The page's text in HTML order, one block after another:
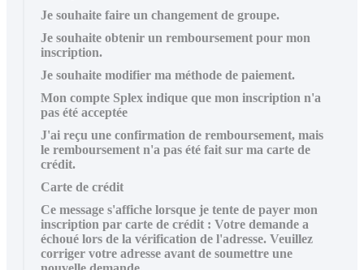
Je souhaite faire un changement de groupe.
Je souhaite obtenir un remboursement pour mon
inscription.
Je souhaite modifier ma méthode de paiement.
Mon compte Splex indique que mon inscription n'a
pas été acceptée
J'ai reçu une confirmation de remboursement, mais
le remboursement n'a pas été fait sur ma carte de
crédit.
Carte de crédit
Ce message s'affiche lorsque je tente de payer mon
inscription par carte de crédit : Votre demande a
échoué lors de la vérification de l'adresse. Veuillez
corriger votre adresse avant de soumettre une